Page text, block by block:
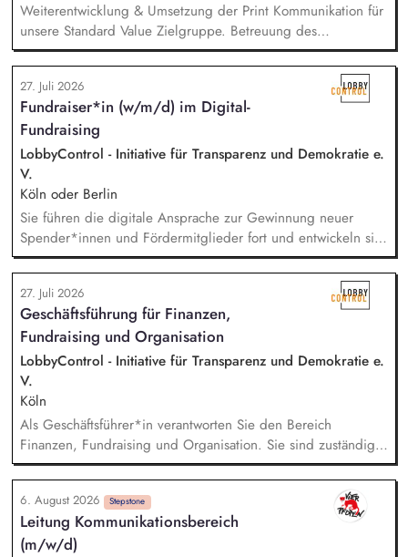
Weiterentwicklung & Umsetzung der Print Kommunikation für
unsere Standard Value Zielgruppe. Betreuung des
postalischen Mailing-Programm inkl. der Spendenmagazine
und Spendenaufrufe sowie der Print Kommunikation innerhalb
unserer Donor Journeys. Ko-Produktion von Content für die
Print Kommunikation in enger Zusammenarbeit mit dem Team
Brand, Content & Publikationen. Redaktion und Prüfung von
Content/Texten für andere Kanäle und Medien.
27. Juli 2026
Fundraiser*in (w/m/d) im Digital-
Fundraising
LobbyControl - Initiative für Transparenz und Demokratie e.
V.
Köln oder Berlin
Sie führen die digitale Ansprache zur Gewinnung neuer
Spender*innen und Fördermitglieder fort und entwickeln sie
weiter. Sie sind verantwortlich für unsere E-Mailings und
steuern diese ganzheitlich - angefangen bei der Planung,
Zielgruppensegmentierung und Themenauswahl übers Texten
bis hin zur technischen Abwicklung und deren
kontinuierlichen Optimierung und Weiterentwicklung.
27. Juli 2026
Geschäftsführung für Finanzen,
Fundraising und Organisation
LobbyControl - Initiative für Transparenz und Demokratie e.
V.
Köln
Als Geschäftsführer*in verantworten Sie den Bereich
Finanzen, Fundraising und Organisation. Sie sind zuständig
für die Finanzplanung, das Controlling und die Organisation
des Rechnungswesens. Sie leiten das Fundraising-Team und
entwickeln eine nachhaltige Fundraising Strategie. Sie sind
verantwortlich für das Personalmanagement und die operative
Steuerung von Prozessen zur Organisationsentwicklung.
6. August 2026 Stepstone
Leitung Kommunikationsbereich
(m/w/d)